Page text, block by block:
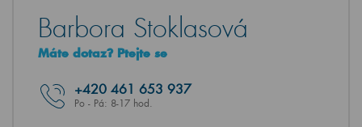
Barbora Stoklasová
Máte dotaz? Ptejte se
+420 461 653 937
Po - Pá: 8-17 hod.